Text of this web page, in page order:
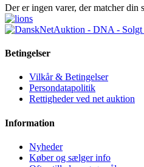
Der er ingen varer, der matcher din
Betingelser
Vilkår & Betingelser
Persondatapolitik
Rettigheder ved net auktion
Information
Nyheder
Køber og sælger info